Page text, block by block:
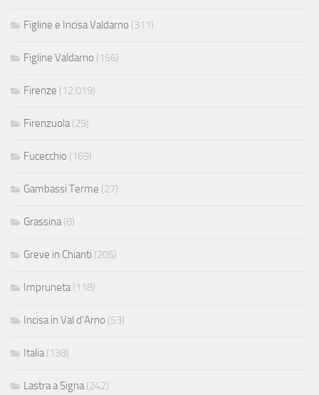
Figline e Incisa Valdarno (311)
Figline Valdarno (156)
Firenze (12.019)
Firenzuola(29)
Fucecchio (169)
Gambassi Terme (27)
Grassina(8)
Greve in Chianti (205)
Impruneta(118)
Incisa in Val d'Arno (53)
Italia(138)
Lastra a Signa(242)